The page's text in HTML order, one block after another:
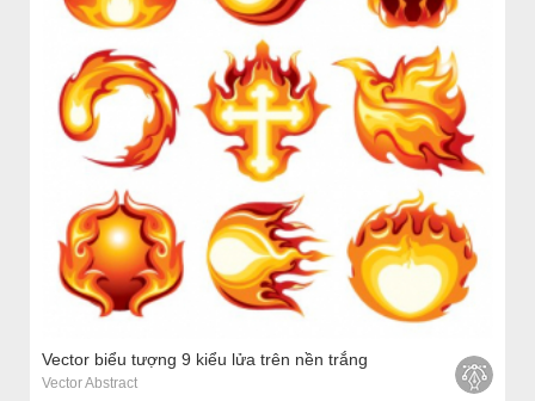
Vector biểu tượng 9 kiểu lửa trên nền trắng
Vector Abstract